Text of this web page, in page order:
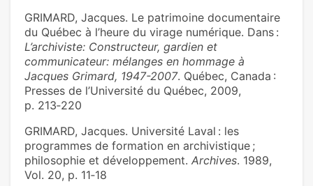
GRIMARD, Jacques. Le patrimoine documentaire
du Québec à l’heure du virage numérique. Dans :
L’archiviste: Constructeur, gardien et
communicateur: mélanges en hommage à
Jacques Grimard, 1947-2007. Québec, Canada :
Presses de l’Université du Québec, 2009,
p. 213‑220
GRIMARD, Jacques. Université Laval : les
programmes de formation en archivistique ;
philosophie et développement. Archives. 1989,
Vol. 20, p. 11‑18